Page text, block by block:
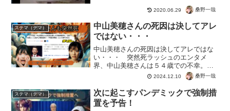
信じなかったのですが、これからは信じ
ることにします。重要のコロナ患者でも
瞬で治す魔法の言葉。そ...
2020.06.29 桑野一哉
ステマ（デマ）
中山美穂さんの死因は決してアレ
ではない・・・
中山美穂さんの死因は決してアレではな
い・・・ 突然死ラッシュのエンタメ
界、中山美穂さんは５４歳での不幸。飲
酒に入浴によるヒートショックによる不
慮の事故（溺水）とのこと。溺水ですか
ら、湯船の中での溺死でしょう。飲酒と
ヒートショックで、死ぬほど...
2024.12.10 桑野一哉
ステマ（デマ）
次に起こすパンデミックで強制措
置を予告！